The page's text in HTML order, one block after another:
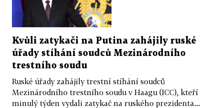
Kvůli zatykači na Putina zahájily ruské
úřady stíhání soudců Mezinárodního
trestního soudu
Ruské úřady zahájily trestní stíhání soudců
Mezinárodního trestního soudu v Haagu (ICC), kteří
minulý týden vydali zatykač na ruského prezidenta...